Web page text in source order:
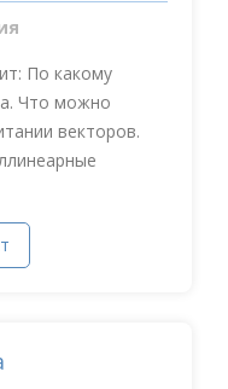
По какому
Что можно
векторов.